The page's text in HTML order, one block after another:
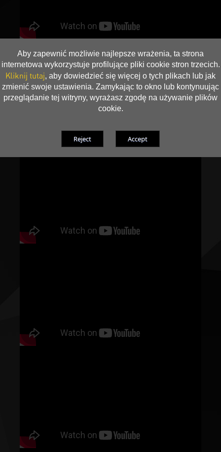
Aby zapewnić możliwie najlepsze wrażenia, ta strona
internetowa wykorzystuje profilujące pliki cookie stron trzecich.
Kliknij tutaj, aby dowiedzieć się więcej o tych plikach lub jak
zmienić swoje ustawienia. Zamykając to okno lub kontynuując
przeglądanie tej witryny, wyrażasz zgodę na używanie plików
cookie.